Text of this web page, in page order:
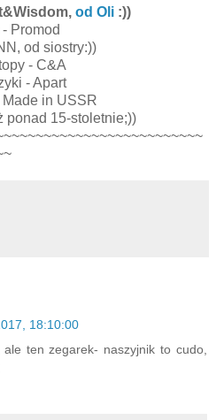
od Oli :))
- Promod
od siostry:))
- C&A
- Apart
in USSR
ponad 15-stoletnie;))
18:10:00
ten zegarek- naszyjnik to cudo,